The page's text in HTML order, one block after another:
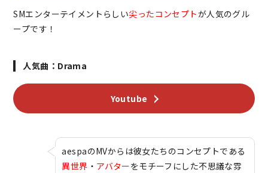
SMエンターテイメントらしい尖ったコンセプトが人気のグル
ープです！
人気曲：Drama
Youtube
aespaのMVからは彼女たちのコンセプトである
異世界 ・ アバターをモチーフにした不思議な雰